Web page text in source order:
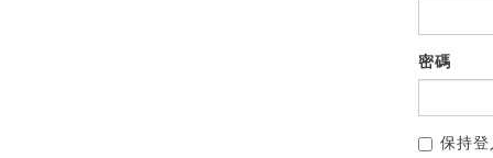
密碼
保持登